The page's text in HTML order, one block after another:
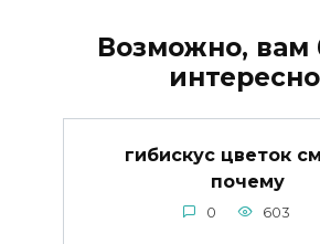
Возможно, вам
гибискус цветок
почему
0 603